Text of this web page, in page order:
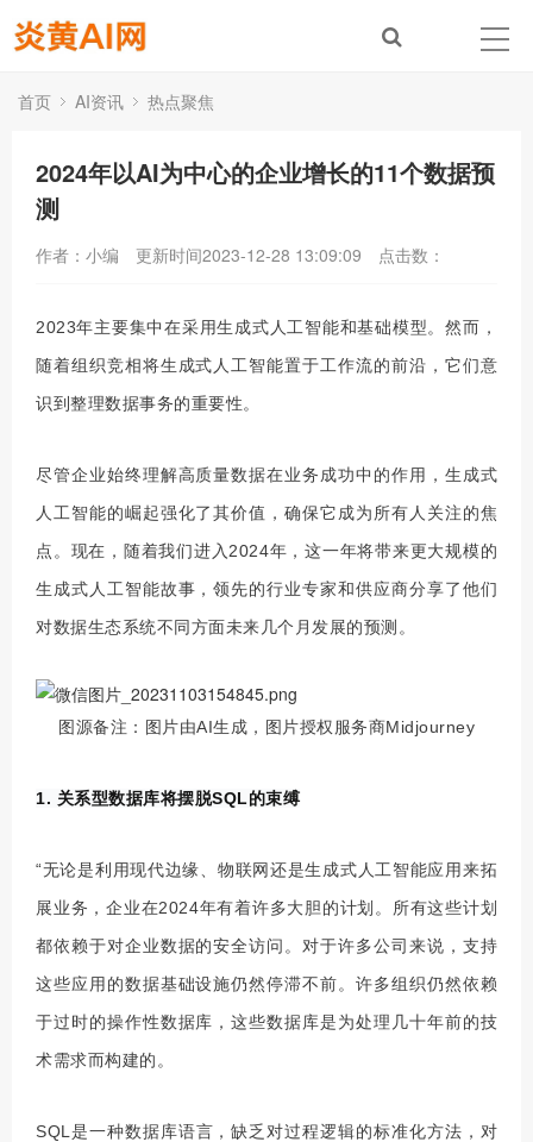
首页 AI资讯 热点聚焦
2024年以AI为中心的企业增长的11个数据预
测
作者：小编 更新时间2023-12-28 13:09:09 点击数：
2023年主要集中在采用生成式人工智能和基础模型。然而，
随着组织竞相将生成式人工智能置于工作流的前沿，它们意
识到整理数据事务的重要性。
尽管企业始终理解高质量数据在业务成功中的作用，生成式
人工智能的崛起强化了其价值，确保它成为所有人关注的焦
点。现在，随着我们进入2024年，这一年将带来更大规模的
生成式人工智能故事，领先的行业专家和供应商分享了他们
对数据生态系统不同方面未来几个月发展的预测。
图源备注：图片由AI生成，图片授权服务商Midjourney
1. 关系型数据库将摆脱SQL的束缚
“无论是利用现代边缘、物联网还是生成式人工智能应用来拓
展业务，企业在2024年有着许多大胆的计划。所有这些计划
都依赖于对企业数据的安全访问。对于许多公司来说，支持
这些应用的数据基础设施仍然停滞不前。许多组织仍然依赖
于过时的操作性数据库，这些数据库是为处理几十年前的技
术需求而构建的。
SQL是一种数据库语言，缺乏对过程逻辑的标准化方法，对